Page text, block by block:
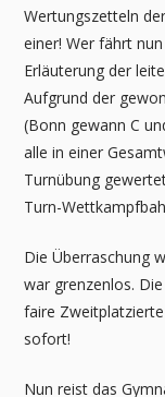
Wertungszetteln
einer! Wer fährt
Erläuterung der
Aufgrund der
(Bonn gewann C
alle in einer
Turnübung
Turn-
Die Überraschung
war grenzenlos.
faire
sofort!
Nun reist das